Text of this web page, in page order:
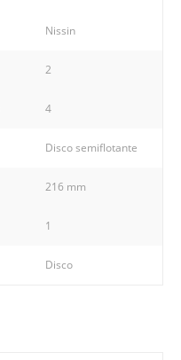
Nissin
2
4
Disco semiflotante
216 mm
1
Disco